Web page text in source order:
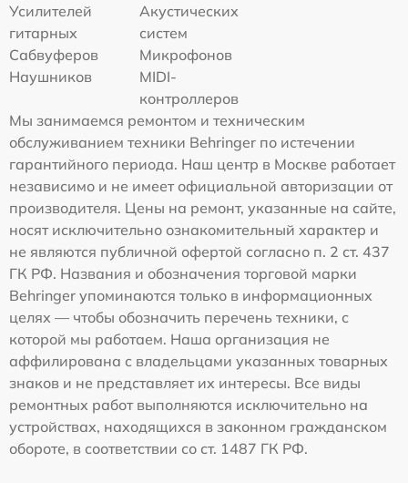
Усилителей
гитарных
Акустических
систем
Сабвуферов
Микрофонов
Наушников
MIDI-
контроллеров
Мы занимаемся ремонтом и техническим
обслуживанием техники Behringer по истечении
гарантийного периода. Наш центр в Москве работает
независимо и не имеет официальной авторизации от
производителя. Цены на ремонт, указанные на сайте,
носят исключительно ознакомительный характер и
не являются публичной офертой согласно п. 2 ст. 437
ГК РФ. Названия и обозначения торговой марки
Behringer упоминаются только в информационных
целях — чтобы обозначить перечень техники, с
которой мы работаем. Наша организация не
аффилирована с владельцами указанных товарных
знаков и не представляет их интересы. Все виды
ремонтных работ выполняются исключительно на
устройствах, находящихся в законном гражданском
обороте, в соответствии со ст. 1487 ГК РФ.